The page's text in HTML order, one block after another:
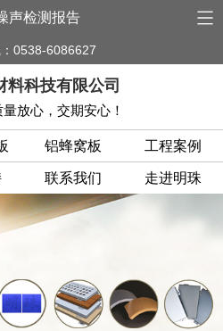
声检测报告
0538-6086627
料科技有限公司
放心，交期安心！
铝蜂窝板 工程案例
联系我们 走进明珠